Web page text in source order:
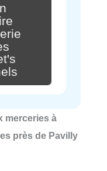
merceries à
près de Pavilly